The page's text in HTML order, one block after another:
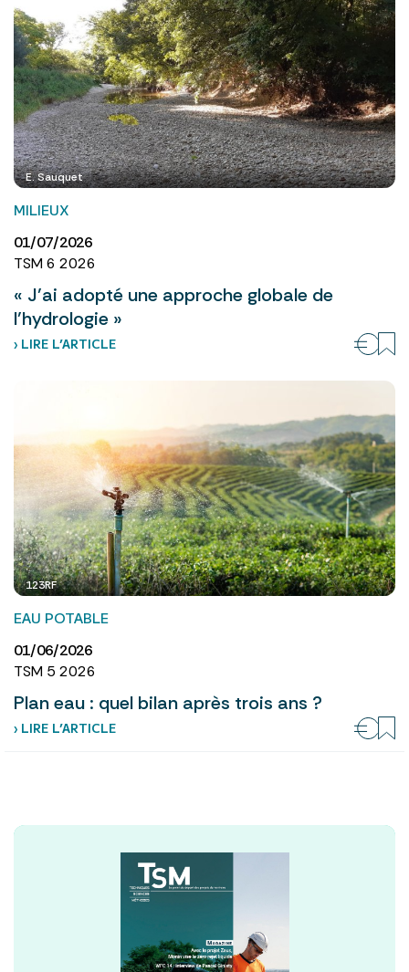
E. Sauquet
MILIEUX
01/07/2026
TSM 6 2026
« J’ai adopté une approche globale de
l’hydrologie »
› LIRE L’ARTICLE
123RF
EAU POTABLE
01/06/2026
TSM 5 2026
Plan eau : quel bilan après trois ans ?
› LIRE L’ARTICLE